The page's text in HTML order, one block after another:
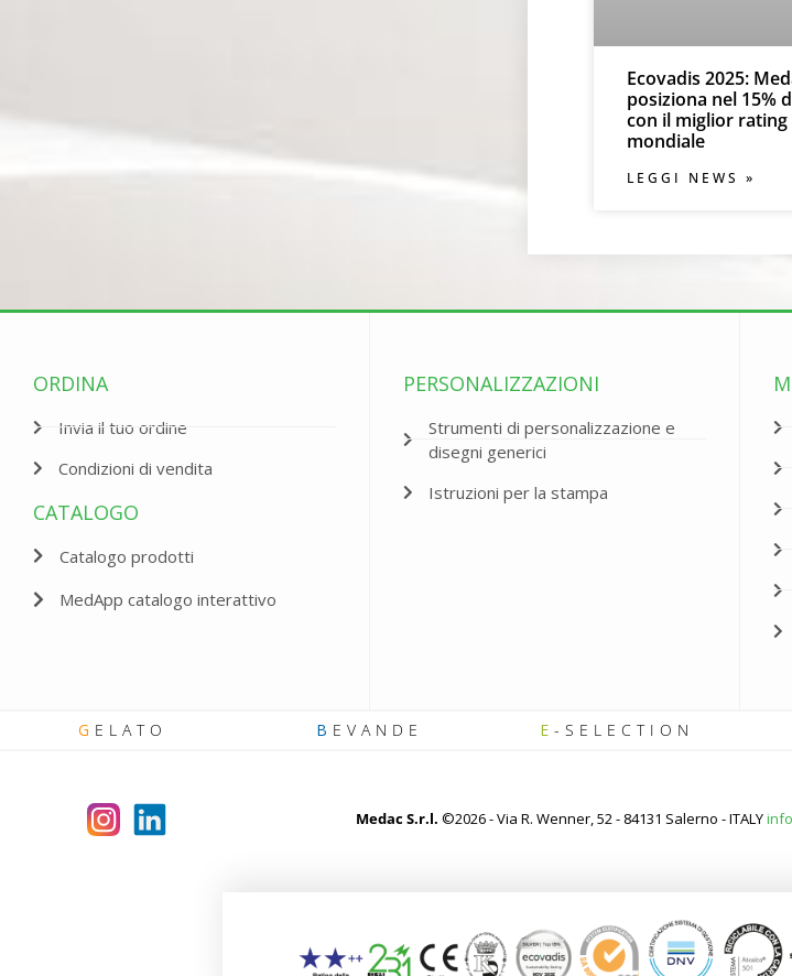
Ecovadis 2025:
posiziona nel 15%
con il miglior rating
mondiale
LEGGI NEWS »
ORDINA
Invia il tuo ordine
Condizioni di vendita
CATALOGO
Catalogo prodotti
MedApp catalogo interattivo
PERSONALIZZAZIONI
Strumenti di personalizzazione e
disegni generici
Istruzioni per la stampa
G ELATO B EVANDE E -SELECTION
Medac S.r.l. ©2026 - Via R. Wenner, 52 - 84131 Salerno - ITALY